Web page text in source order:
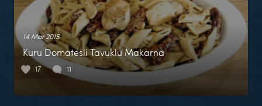
14 Mar 2015
Kuru Domatesli Tavuklu Makarna
17 11